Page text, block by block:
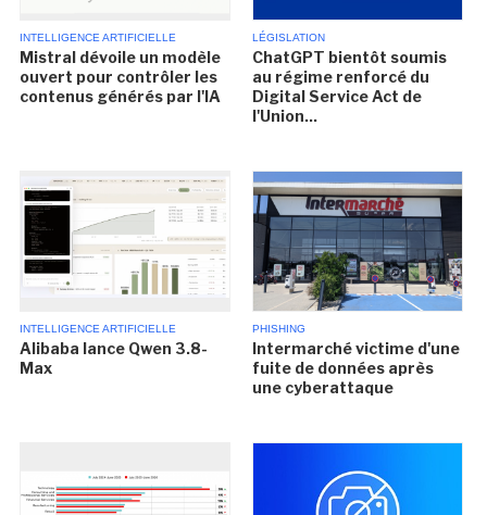
INTELLIGENCE ARTIFICIELLE
Mistral dévoile un modèle
ouvert pour contrôler les
contenus générés par l'IA
LÉGISLATION
ChatGPT bientôt soumis
au régime renforcé du
Digital Service Act de
l'Union...
INTELLIGENCE ARTIFICIELLE
Alibaba lance Qwen 3.8-
Max
PHISHING
Intermarché victime d'une
fuite de données après
une cyberattaque